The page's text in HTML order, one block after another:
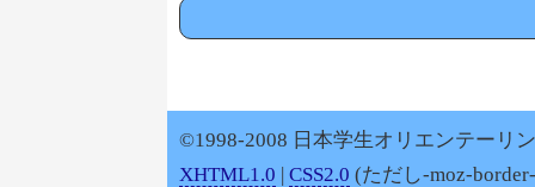
©1998-2008 日本学生オリエンテーリ
XHTML1.0 | CSS2.0 (ただし-moz-